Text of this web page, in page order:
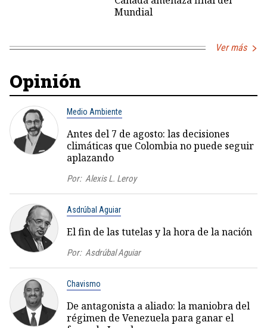
Mundial
Ver más
Opinión
Medio Ambiente
Antes del 7 de agosto: las decisiones
climáticas que Colombia no puede seguir
aplazando
Por: Alexis L. Leroy
Asdrúbal Aguiar
El fin de las tutelas y la hora de la nación
Por: Asdrúbal Aguiar
Chavismo
De antagonista a aliado: la maniobra del
régimen de Venezuela para ganar el